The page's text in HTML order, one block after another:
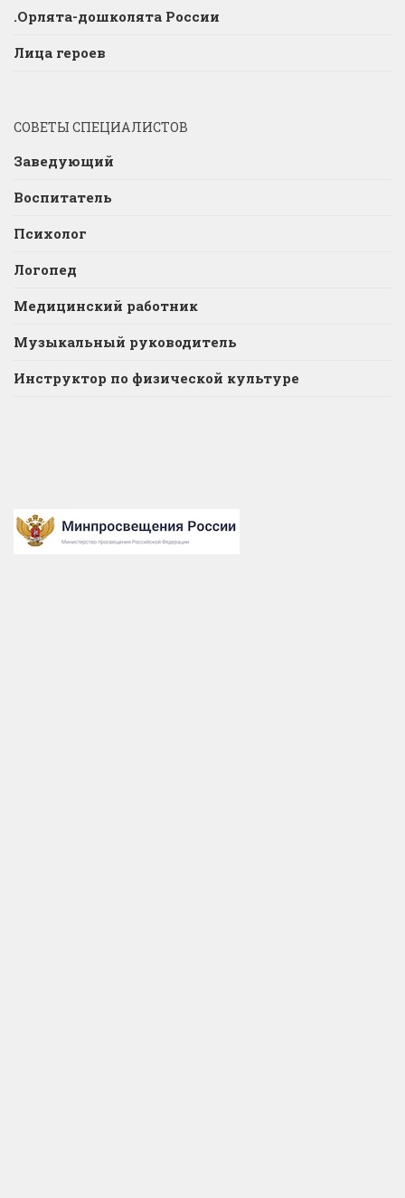
.Орлята-дошколята России
Лица героев
СОВЕТЫ СПЕЦИАЛИСТОВ
Заведующий
Воспитатель
Психолог
Логопед
Медицинский работник
Музыкальный руководитель
Инструктор по физической культуре